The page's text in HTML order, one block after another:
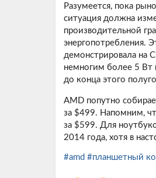
Разумеется, пока
ситуация должна
производительной
энергопотребления.
демонстрировала на
немногим более 5 Вт
до конца этого
AMD попутно
за $499. Напомним,
за $599. Для
2014 года, хотя в
#amd #планшетный